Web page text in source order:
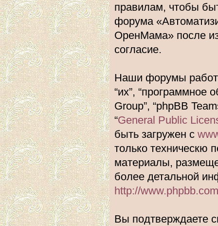
правилам, чтобы
форума
ОренМама» после
согласие.
Наши форумы
“их”, “программное
Group”, “phpBB
“General Public
быть загружен с
только техническю
материалы,
более детальной
http://
Вы подтверждаете